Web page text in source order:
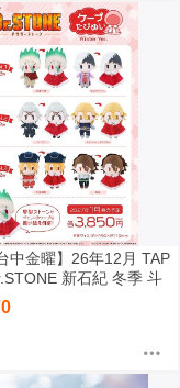
中金曜】26年12月 TAP
新石紀 冬季 斗
布偶 娃娃 6款分售 0814